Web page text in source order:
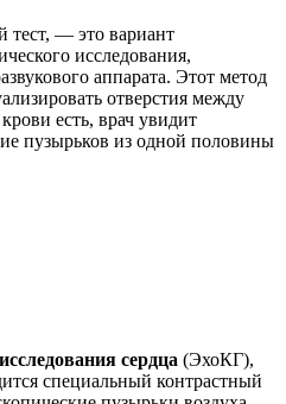
тест, — это вариант
исследования,
аппарата. Этот метод
отверстия между
есть, врач увидит
пузырьков из одной половины
сердца (ЭхоКГ),
специальный контрастный